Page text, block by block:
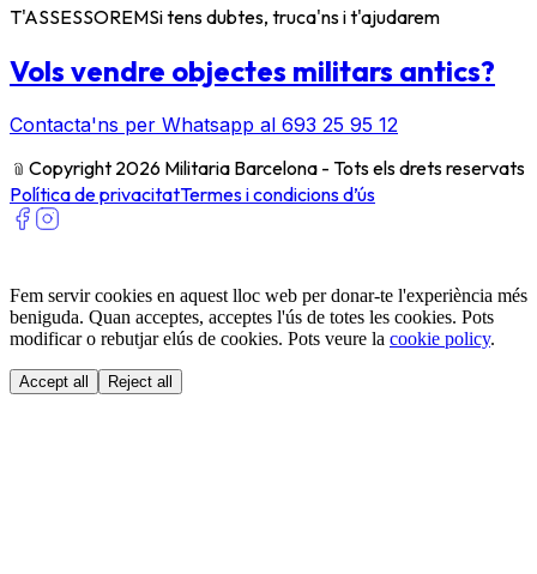
T'ASSESSOREMSi tens dubtes, truca'ns i t'ajudarem
Vols vendre objectes militars antics?
Contacta'ns per Whatsapp al 693 25 95 12
﹫ Copyright 2026 Militaria Barcelona - Tots els drets reservats
Política de privacitatTermes i condicions d’ús
Fem servir cookies en aquest lloc web per donar-te l'experiència més
beniguda. Quan acceptes, acceptes l'ús de totes les cookies. Pots
modificar o rebutjar elús de cookies. Pots veure la cookie policy.
Accept all Reject all